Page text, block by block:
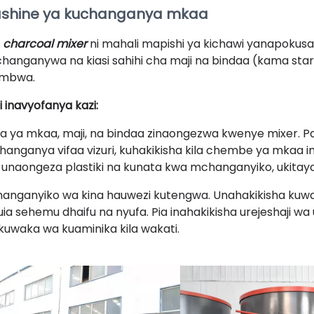
ya kuchanganya mkaa
charcoal mixerni mahali mapishi ya kichawi
na kiasi sahihi cha maji na bindaa (kama
inavyofanya kazi:
ya mkaa, maji, na bindaa zinaongezwa kwenye mixer.
vifaa vizuri, kuhakikisha kila chembe ya
plastiki na kunata kwa mchanganyiko,
wa kina hauwezi kutengwa. Unahakikisha
sehemu dhaifu na nyufa. Pia inahakikisha urejeshaji
wa kuaminika kila wakati.